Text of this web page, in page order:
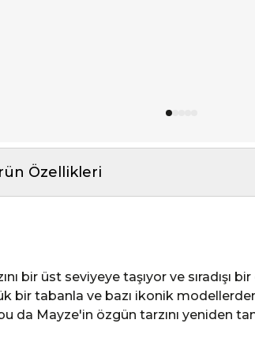
Özellikleri
bir üst seviyeye taşıyor ve sıradışı
bir tabanla ve bazı ikonik
da Mayze'in özgün tarzını yeniden